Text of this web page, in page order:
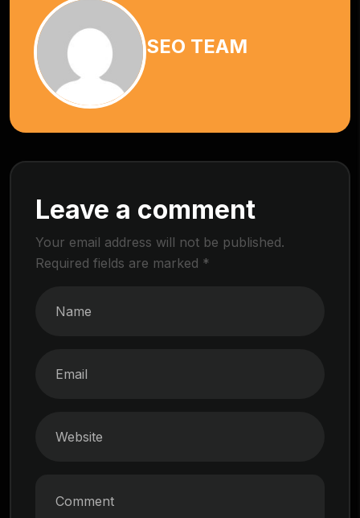
SEO TEAM
Leave a comment
Your email address will not be published.
Required fields are marked *